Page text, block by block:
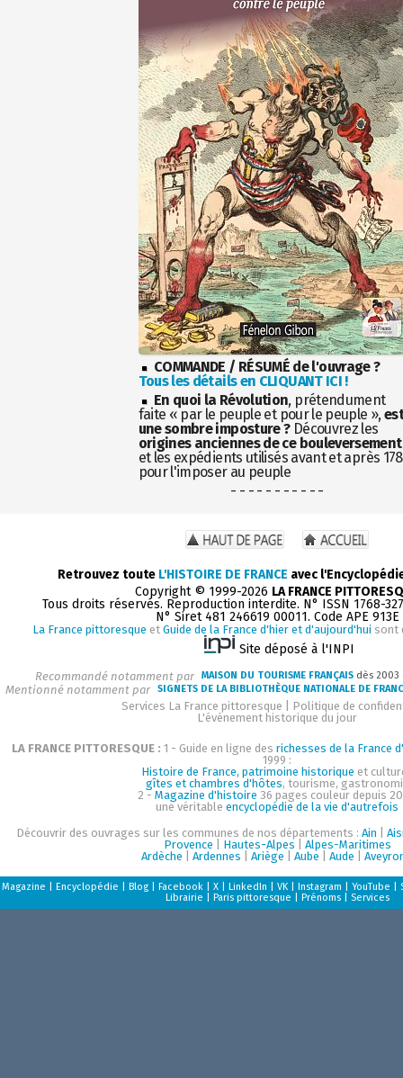
COMMANDE / RÉSUMÉ de l'ouvrage ?
Tous les détails en CLIQUANT ICI !
En quoi la Révolution, prétendument
faite « par le peuple et pour le peuple »,
une sombre imposture ?Découvrez les
origines anciennes de ce bouleversement
et les expédients utilisés avant et après
pour l'imposer au peuple
- - - - - - - - - - -
Retrouvez toute L'HISTOIRE DE FRANCE avec
Copyright © 1999-2026 LA FRANCE
Tous droits réservés. Reproduction interdite. N° ISSN 1768-
N° Siret 481 246619 00011. Code APE 913E
La France pittoresque et Guide de la France d'hier et d'aujourd'hui sont
Site déposé à l'INPI
Recommandé notamment par MAISON DU TOURISME FRANÇAIS dès
Mentionné notamment par SIGNETS DE LA BIBLIOTHÈQUE NATIONALE DE
Services La France pittoresque
Politique de
L'événement historique du jour
LA FRANCE PITTORESQUE : 1 - Guide en ligne des richesses de la France
1999 :
Histoire de France, patrimoine historique et
gîtes et chambres d'hôtes, tourisme,
2 - Magazine d'histoire 36 pages couleur depuis
une véritable encyclopédie de la vie d'autrefois
Découvrir des ouvrages sur les communes de nos départements : Ain
Provence
Hautes-Alpes
Alpes-Maritimes
Ardèche
Ardennes Ariège Aube Aude
Magazine Encyclopédie Blog| Facebook| X| LinkedIn VK| Instagram YouTube
Librairie
Paris pittoresque Prénoms| Services